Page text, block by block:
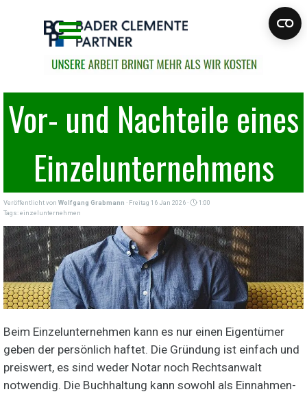
Menü überspringen
Vor- und Nachteile eines
Einzelunternehmens
Veröffentlicht von Wolfgang Grabmann · Freitag 16 Jan 2026 ·
1:00
Tags:einzelunternehmen
Beim Einzelunternehmen kann es nur einen Eigentümer
geben der persönlich haftet. Die Gründung ist einfach und
preiswert, es sind weder Notar noch Rechtsanwalt
notwendig. Die Buchhaltung kann sowohl als Einnahmen-